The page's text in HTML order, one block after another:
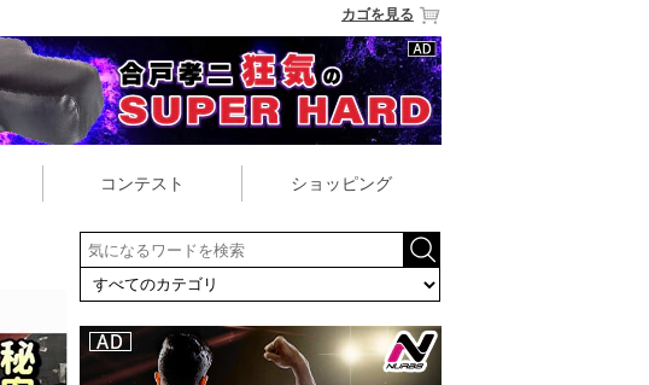
カゴを見る
コンテスト ショッピング